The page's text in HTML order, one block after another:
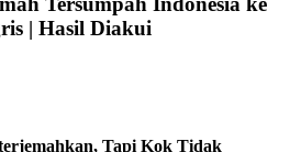
| Hasil Diakui
Tapi Kok Tidak